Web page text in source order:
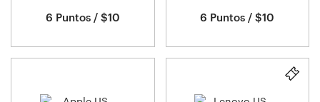
6 Puntos / $10 6 Puntos / $10